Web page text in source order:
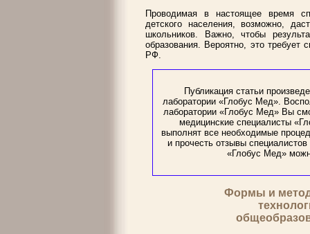
Проводимая в настоящее время
детского населения, возможно,
школьников. Важно, чтобы
образования. Вероятно, это
РФ.
Публикация статьи
лаборатории «Глобус Мед».
лаборатории «Глобус Мед» Вы
медицинские специалисты
выполнят все необходимые
и прочесть отзывы специалистов
«Глобус Мед»
Формы и